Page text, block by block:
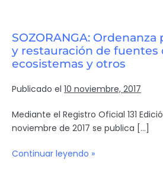
SOZORANGA:
y restauración de fuentes
ecosistemas y otros
Publicado el 10 noviembre, 2017
Mediante el Registro Oficial 131
noviembre de 2017 se publica […]
Continuar leyendo »